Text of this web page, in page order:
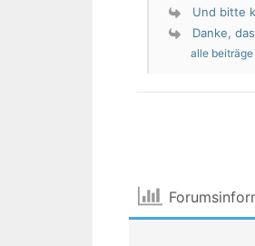
Und bitte
Danke,
alle